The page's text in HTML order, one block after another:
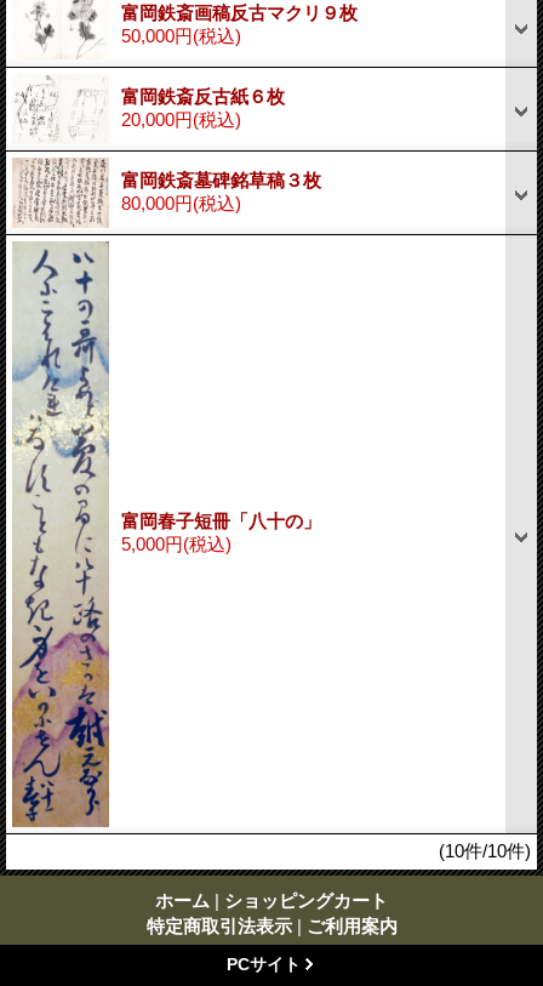
富岡鉄斎画稿反古マクリ９枚
50,000円(税込)
富岡鉄斎反古紙６枚
20,000円(税込)
富岡鉄斎墓碑銘草稿３枚
80,000円(税込)
富岡春子短冊「八十の」
5,000円(税込)
(10件/10件)
ホーム | ショッピングカート
特定商取引法表示 | ご利用案内
PCサイト